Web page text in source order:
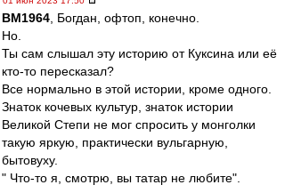
BM1964 , Богдан, офтоп, конечно.
Но.
Ты сам слышал эту историю от Куксина или её
кто-то пересказал?
Все нормально в этой истории, кроме одного.
Знаток кочевых культур, знаток истории
Великой Степи не мог спросить у монголки
такую яркую, практически вульгарную,
бытовуху.
" Что-то я, смотрю, вы татар не любите".